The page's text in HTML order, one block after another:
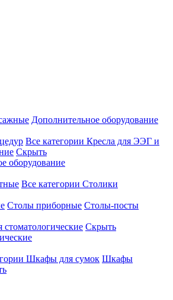
Дополнительное оборудование
Все категории Кресла для ЭЭГ и
Скрыть
оборудование
Все категории Столики
Столы приборные Столы-посты
стоматологические Скрыть
Шкафы для сумок Шкафы